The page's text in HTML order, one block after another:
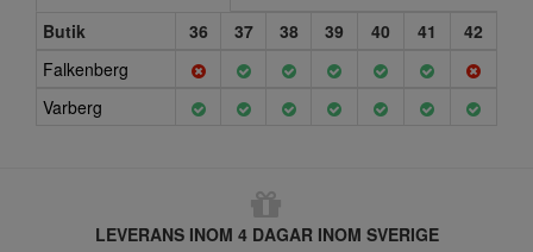
Butik
36 37 38 39 40 41
42
Falkenberg
Varberg
LEVERANS INOM 4 DAGAR INOM SVERIGE